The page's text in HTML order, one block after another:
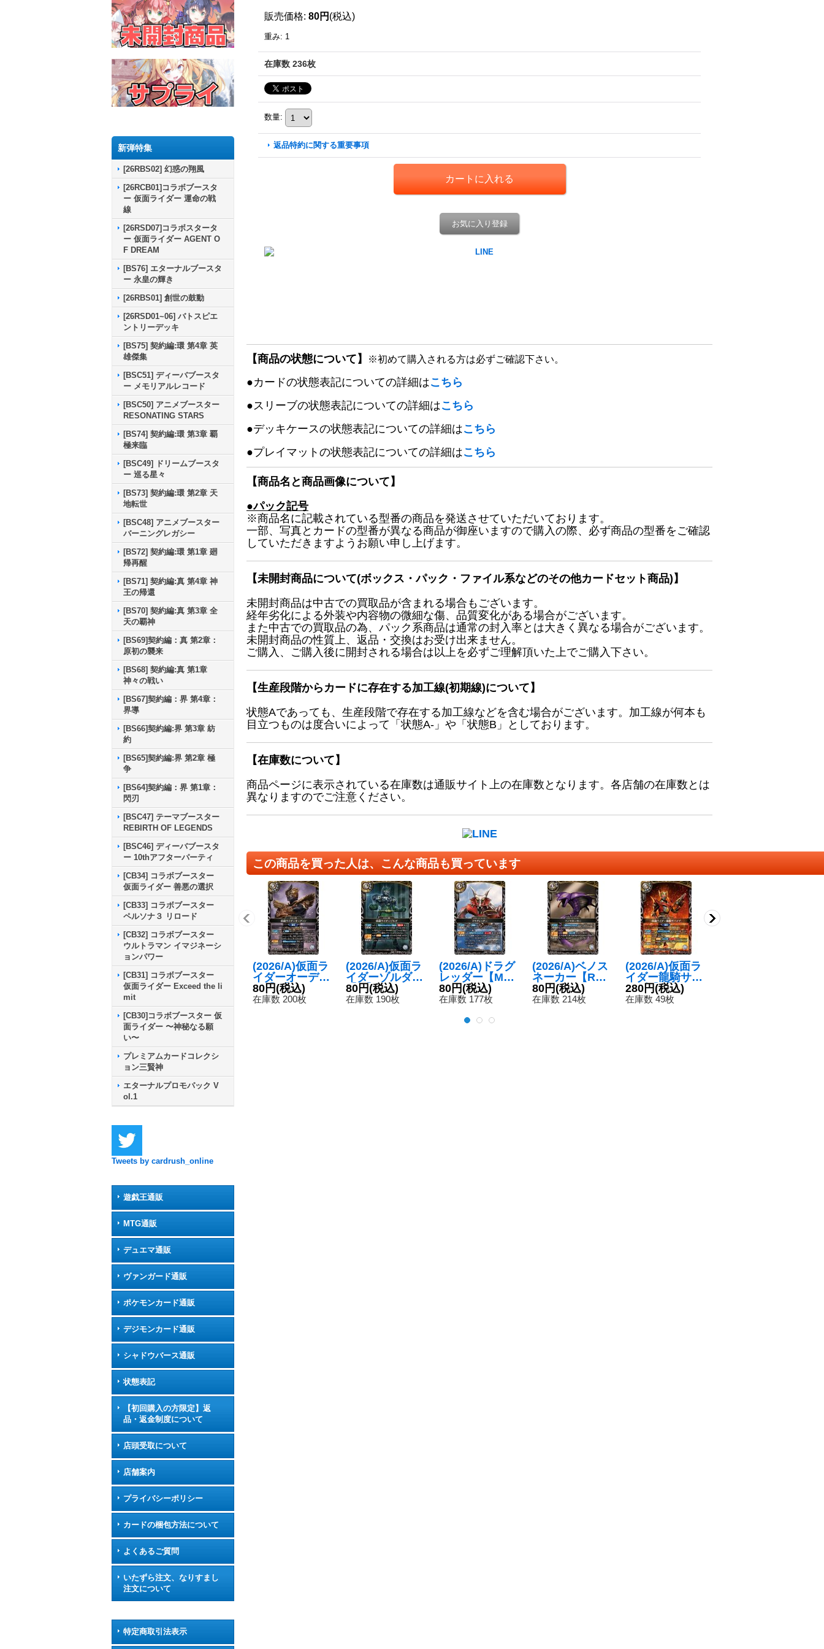
新弾特集
[26RBS02] 幻惑の翔風
[26RCB01]コラボブースタ
ー 仮面ライダー 運命の戦
線
[26RSD07]コラボスタータ
ー 仮面ライダー AGENT O
F DREAM
[BS76] エターナルブースタ
ー 永皇の輝き
[26RBS01] 創世の鼓動
[26RSD01~06] バトスピエ
ントリーデッキ
[BS75] 契約編:環 第4章 英
雄傑集
[BSC51] ディーバブースタ
ー メモリアルレコード
[BSC50] アニメブースター
RESONATING STARS
[BS74] 契約編:環 第3章 覇
極来臨
[BSC49] ドリームブースタ
ー 巡る星々
[BS73] 契約編:環 第2章 天
地転世
[BSC48] アニメブースター
バーニングレガシー
[BS72] 契約編:環 第1章 廻
帰再醒
[BS71] 契約編:真 第4章 神
王の帰還
[BS70] 契約編:真 第3章 全
天の覇神
[BS69]契約編：真 第2章：
原初の襲来
[BS68] 契約編:真 第1章
神々の戦い
[BS67]契約編：界 第4章：
界導
[BS66]契約編:界 第3章 紡
約
[BS65]契約編:界 第2章 極
争
[BS64]契約編：界 第1章：
閃刃
[BSC47] テーマブースター
REBIRTH OF LEGENDS
[BSC46] ディーバブースタ
ー 10thアフターパーティ
[CB34] コラボブースター
仮面ライダー 善悪の選択
[CB33] コラボブースター
ペルソナ３ リロード
[CB32] コラボブースター
ウルトラマン イマジネーシ
ョンパワー
[CB31] コラボブースター
仮面ライダー Exceed the li
mit
[CB30]コラボブースター 仮
面ライダー 〜神秘なる願
い〜
プレミアムカードコレクシ
ョン三賢神
エターナルプロモパック V
ol.1
Tweets by cardrush_online
遊戯王通販
MTG通販
デュエマ通販
ヴァンガード通販
ポケモンカード通販
デジモンカード通販
シャドウバース通販
状態表記
【初回購入の方限定】返
品・返金制度について
店頭受取について
店舗案内
プライバシーポリシー
カードの梱包方法について
よくあるご質問
いたずら注文、なりすまし
注文について
特定商取引法表示
販売価格: 80円 (税込)
重み: 1
在庫数 236枚
数量:
返品特約に関する重要事項
お気に入り登録
【商品の状態について】 ※初めて購入される方は必ずご確認下さい。
●カードの状態表記についての詳細はこちら
●スリーブの状態表記についての詳細はこちら
●デッキケースの状態表記についての詳細はこちら
●プレイマットの状態表記についての詳細はこちら
【商品名と商品画像について】
●パック記号
※商品名に記載されている型番の商品を発送させていただいております。
一部、写真とカードの型番が異なる商品が御座いますので購入の際、必ず商品の型番をご確認
していただきますようお願い申し上げます。
【未開封商品について(ボックス・パック・ファイル系などのその他カードセット商品)】
未開封商品は中古での買取品が含まれる場合もございます。
経年劣化による外装や内容物の微細な傷、品質変化がある場合がございます。
また中古での買取品の為、パック系商品は通常の封入率とは大きく異なる場合がございます。
未開封商品の性質上、返品・交換はお受け出来ません。
ご購入、ご購入後に開封される場合は以上を必ずご理解頂いた上でご購入下さい。
【生産段階からカードに存在する加工線(初期線)について】
状態Aであっても、生産段階で存在する加工線などを含む場合がございます。加工線が何本も
目立つものは度合いによって「状態A-」や「状態B」としております。
【在庫数について】
商品ページに表示されている在庫数は通販サイト上の在庫数となります。各店舗の在庫数とは
異なりますのでご注意ください。
この商品を買った人は、こんな商品も買っています
(2026/A)仮面ラ
イダーオーディ
ン【M】{26RC
B01-038}《白》
80円(税込)
在庫数 200枚
(2026/A)仮面ラ
イダーゾルダ
【M】{26RCB0
1-035}《白》
80円(税込)
在庫数 190枚
(2026/A)ドラグ
レッダー【M】
{26RCB01-031}
《白》
80円(税込)
在庫数 177枚
(2026/A)ベノス
ネーカー【R】
{26RCB01-028}
《白》
80円(税込)
在庫数 214枚
(2026/A)仮面ラ
イダー龍騎サバ
イブ【X】{26R
CB01-X05}
280円(税込)
在庫数 49枚